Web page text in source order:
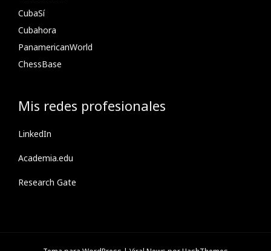
CubaSí
Cubahora
PanamericanWorld
ChessBase
Mis redes profesionales
LinkedIn
Academia.edu
Research Gate